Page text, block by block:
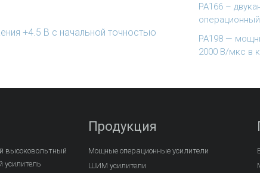
+4.5 В с начальной точностью
PA166 –
PA198 —
2000 В/мкс в
высоковольтный
Продукция
Мощные операционные усилители
ШИМ усилители